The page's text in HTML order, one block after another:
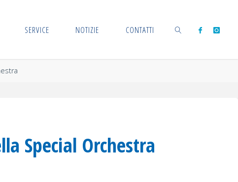
SERVICE NOTIZIE CONTATTI
Special Orchestra